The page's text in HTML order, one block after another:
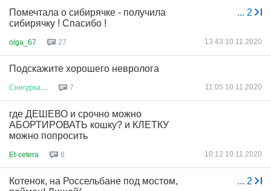
... 2
Помечтала о сибирячке - получила
сибирячку ! Спасибо !
olga_67 27 13:43 10.11.2020
Подскажите хорошего невролога
Снегурка 7 11:05 10.11.2020
где ДЕШЕВО и срочно можно
АБОРТИРОВАТЬ кошку? и КЛЕТКУ
можно попросить
Et-cetera 8 10:12 10.11.2020
... 2
Котенок, на Россельбане под мостом,